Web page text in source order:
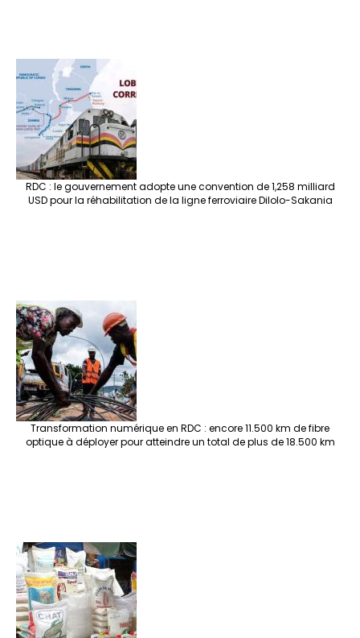
RDC : le gouvernement adopte une convention de 1,258 milliard
USD pour la réhabilitation de la ligne ferroviaire Dilolo-Sakania
Transformation numérique en RDC : encore 11.500 km de fibre
optique à déployer pour atteindre un total de plus de 18.500 km